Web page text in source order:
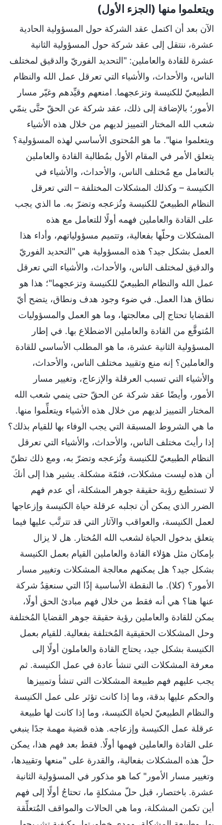
ويتعلموا منها (الجزء الأول)
الآن بعد أن اكتمل عقد الشركة حول المسؤولية الحادية
عشرة، ننتقل إلى عقد شركة حول المسؤولية الثانية
عشرة للقادة والعاملين: "التحديد الفوريّ والدقيق لمختلف
الناس، والأحداث، والأشياء التي تعرقل عمل الله والنظام
الطبيعيّ للكنيسة وتزعجهما. امنعهم وقيِّدهم وغيّر مسار
الأمور؛ بالإضافة إلى ذلك، عقد شركة عن الحقّ حتَّى ينمّي
شعب الله المختار التمييز لديهم من خلال هذه الأشياء
ويتعلموا منها". ما هو المُحتوى الأساسي لهذه المسؤولية؟
يتعلق الأمر في المقام الأول بمُطالبة القادة والعاملين
بالتعامل مع مُختلف الناس، والأحداث، والأشياء في
الكنيسة – وكذلك المشكلات المختلفة – التي تعرقل
النظام الطبيعيّ للكنيسة وتُزعجه وتضرّ به. ما الذي يجب
على القادة والعاملين فهمه أولًا للتعامل مع هذه
المشكلات وحلّها بفعالية، وتتميم مسؤولياتهم، وأداء هذا
العمل بشكل جيد؟ هذه المسؤولية هي "التحديد الفوريّ
والدقيق لمختلف الناس، والأحداث، والأشياء التي تعرقل
عمل الله والنظام الطبيعيّ للكنيسة وتزعجهما"؛ هذا هو
نطاق هذا العمل. في ضوء وجود هدف ونطاق، يتضح أيّ
القضايا تحتاج إلى معالجتها، وما هو العمل والمسؤوليات
المُتوقَّع من القادة والعاملين الاضطلاع بها. في إطار
المسؤولية الثانية عشرة، ما هو المطلب الأساسي للقادة
والعاملين؟ إنه منع وتقييد مختلف الناس، والأحداث،
والأشياء التي تسبب العرقلة والإزعاج، وتغيير مسار
الأمور، وأيضًا عقد شركة عن الحقّ حتى ينمي شعب الله
المختار التمييز لديهم من خلال هذه الأشياء ويتعلِّموا منها.
ما هي الشروط المسبقة التي يجب الوفاء بها للقيام بذلك؟
إذا رأيتَ مختلف الناس، والأحداث، والأشياء التي تعرقل
النظام الطبيعيّ للكنيسة وتُزعجه وتضرّ به، ومع ذلك تظنّ
أن هذه ليست مشكلات، فثمّة مشكلة. يشير هذا إلى أنكَ
لا تستطيع رؤية حقيقة جوهر المشكلة، أي عدم فهم
الضرر الذي يمكن أن تجلبه عرقلة حياة الكنيسة وإزعاجها
لعمل الكنيسة، والعواقب والآثار التي قد تترتَّب عليها فيما
يتعلق بدخول الحياة لشعب الله المُختار. هل لا يزال
بإمكان مثل هؤلاء القادة والعاملين القيام بعمل الكنيسة
بشكل جيد؟ هل يمكنهم معالجة المشكلات وتغيير مسار
الأمور؟ (كلا). ما النقطة الأساسية إذًا التي سنعقِدُ شركة
عنها هنا؟ هي أنه فقط من خلال فهم مبادئ الحق أولًا،
يمكن للقادة والعاملين رؤية حقيقة جوهر القضايا المُختلفة
وحل المشكلات الحقيقية المُختلفة بفعالية. للقيام بعمل
الكنيسة بشكل جيد، يحتاج القادة والعاملون أولًا إلى
معرفة المشكلات التي تنشأ عادة في عمل الكنيسة. ثم
يجب عليهم فهم طبيعة المشكلات التي تنشأ وتمييزها
والحكم عليها بدقة، وما إذا كانت تؤثر على عمل الكنيسة
والنظام الطبيعيّ لحياة الكنيسة، وما إذا كانت لها طبيعة
عرقلة عمل الكنيسة وإزعاجه. هذه قضية مهمة جدًا ينبغي
على القادة والعاملين فهمها أولًا. فقط بعد فهم هذا، يمكن
حلّ هذه المشكلات بفعالية، والقدرة على "منعها وتقييدها،
وتغيير مسار الأمور" كما هو مذكور في المسؤولية الثانية
عشرة. باختصار، قبل حلّ مشكلةٍ ما، تحتاجُ أولًا إلى فهم
أين تكمن المشكلة، وما هي الحالات والمواقف المُتعلِّقة